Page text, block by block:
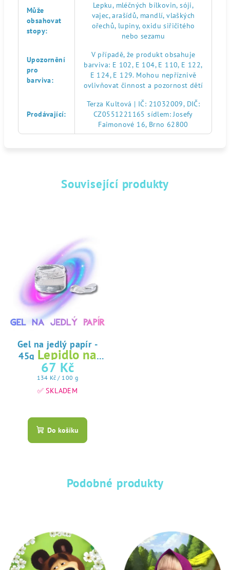
Může
obsahovat
stopy:
Lepku, mléčných bílkovin, sóji,
vajec, arašídů, mandlí, vlaškých
ořechů, lupiny, oxidu siřičitého
nebo sezamu
Upozornění
pro
barviva:
V případě, že produkt obsahuje
barviva: E 102, E 104, E 110, E 122,
E 124, E 129. Mohou nepříznivě
ovlivňovat činnost a pozornost dětí
Prodávající:
Terza Kultová | IČ: 21032009, DIČ:
CZ0551221165 sídlem: Josefy
Faimonové 16, Brno 62800
Související produkty
Gel na jedlý papír -
45g Lepidlo na
jedlý papír
67 Kč
Měrná
cena:
134 Kč / 100 g
✅ SKLADEM
hodnocení
produktu
hvězdiček.
Do košíku
Podobné produkty